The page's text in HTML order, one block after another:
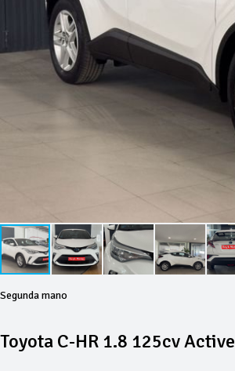
Segunda mano
Toyota C-HR 1.8 125cv Active